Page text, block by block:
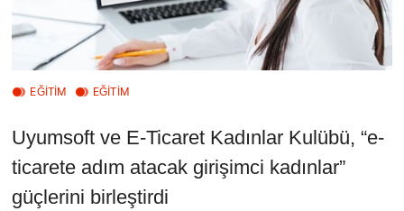
EĞİTİM EĞİTİM
Uyumsoft ve E-Ticaret Kadınlar Kulübü, “e-
ticarete adım atacak girişimci kadınlar”
güçlerini birleştirdi